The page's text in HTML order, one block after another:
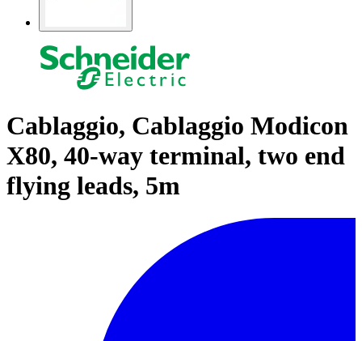
Cablaggio, Cablaggio Modicon
X80, 40-way terminal, two end
flying leads, 5m